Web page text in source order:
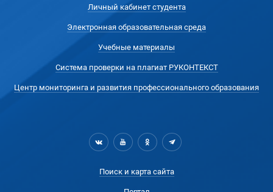
Личный кабинет студента
Электронная образовательная среда
Учебные материалы
Система проверки на плагиат РУКОНТЕКСТ
Центр мониторинга и развития профессионального образования
Поиск и карта сайта